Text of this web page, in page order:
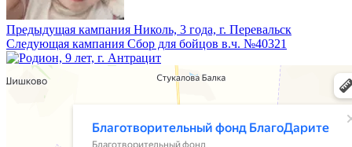
Предыдущая кампания Николь, 3 года, г. Перевальск
Следующая кампания Сбор для бойцов в.ч. №40321